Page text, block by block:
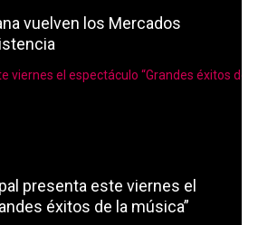
vuelven los Mercados
presenta este viernes el
éxitos de la música”